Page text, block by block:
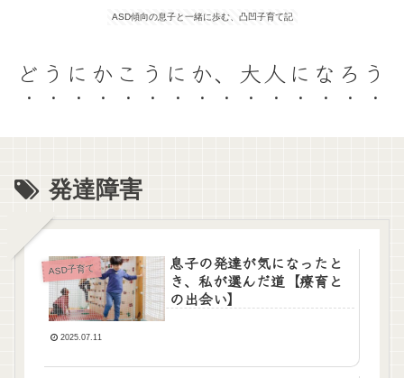
ASD傾向の息子と一緒に歩む、凸凹子育て記
どうにかこうにか、大人になろう
発達障害
ASD子育て
息子の発達が気になったと
き、私が選んだ道【療育と
の出会い】
2025.07.11